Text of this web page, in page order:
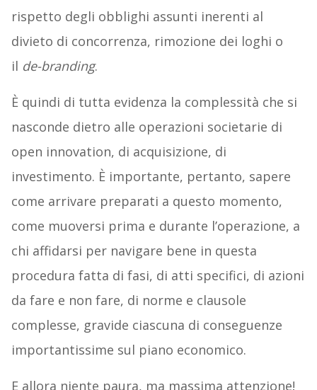
rispetto degli obblighi assunti inerenti al
divieto di concorrenza, rimozione dei loghi o
il de-branding.
È quindi di tutta evidenza la complessità che si
nasconde dietro alle operazioni societarie di
open innovation, di acquisizione, di
investimento. È importante, pertanto, sapere
come arrivare preparati a questo momento,
come muoversi prima e durante l’operazione, a
chi affidarsi per navigare bene in questa
procedura fatta di fasi, di atti specifici, di azioni
da fare e non fare, di norme e clausole
complesse, gravide ciascuna di conseguenze
importantissime sul piano economico.
E allora niente paura, ma massima attenzione!